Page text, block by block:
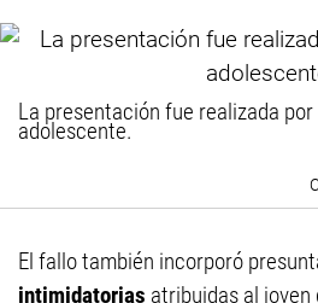
La presentación fue realizada
adolescente.
El fallo también incorporó
intimidatorias atribuidas al joven